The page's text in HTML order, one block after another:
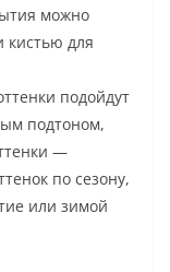
можно
кистью для
подойдут
подтоном,
—
по сезону,
или зимой